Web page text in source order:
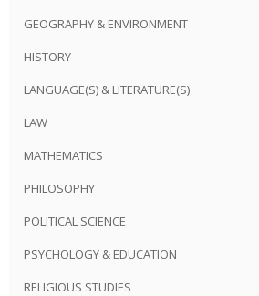
GEOGRAPHY & ENVIRONMENT
HISTORY
LANGUAGE(S) & LITERATURE(S)
LAW
MATHEMATICS
PHILOSOPHY
POLITICAL SCIENCE
PSYCHOLOGY & EDUCATION
RELIGIOUS STUDIES